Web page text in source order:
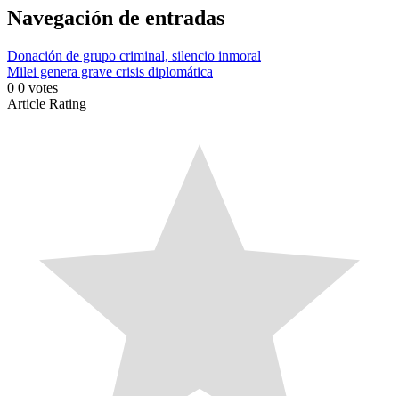
Navegación de entradas
Donación de grupo criminal, silencio inmoral
Milei genera grave crisis diplomática
0 0 votes
Article Rating